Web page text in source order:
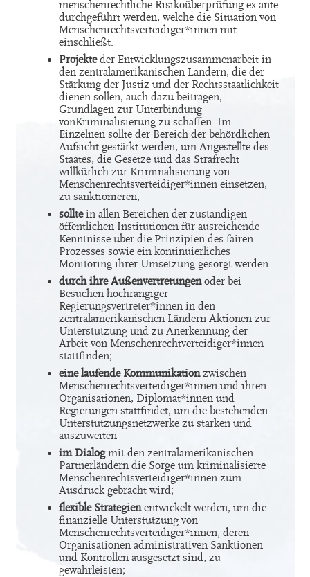
menschenrechtliche Risikoüberprüfung ex ante
durchgeführt werden, welche die Situation von
Menschenrechtsverteidiger*innen mit
einschließt.
Projekteder Entwicklungszusammenarbeit in
den zentralamerikanischen Ländern, die der
Stärkung der Justiz und der Rechtsstaatlichkeit
dienen sollen, auch dazu beitragen,
Grundlagen zur Unterbindung
vonKriminalisierung zu schaffen. Im
Einzelnen sollte der Bereich der behördlichen
Aufsicht gestärkt werden, um Angestellte des
Staates, die Gesetze und das Strafrecht
willkürlich zur Kriminalisierung von
Menschenrechtsverteidiger*innen einsetzen,
zu sanktionieren;
solltein allen Bereichen der zuständigen
öffentlichen Institutionen für ausreichende
Kenntnisse über die Prinzipien des fairen
Prozesses sowie ein kontinuierliches
Monitoring ihrer Umsetzung gesorgt werden.
durch ihre Außenvertretungenoder bei
Besuchen hochrangiger
Regierungsvertreter*innen in den
zentralamerikanischen Ländern Aktionen zur
Unterstützung und zu Anerkennung der
Arbeit von Menschenrechtverteidiger*innen
stattfinden;
eine laufende Kommunikationzwischen
Menschenrechtsverteidiger*innen und ihren
Organisationen, Diplomat*innen und
Regierungen stattfindet, um die bestehenden
Unterstützungsnetzwerke zu stärken und
auszuweiten
im Dialogmit den zentralamerikanischen
Partnerländern die Sorge um kriminalisierte
Menschenrechtsverteidiger*innen zum
Ausdruck gebracht wird;
flexible Strategienentwickelt werden, um die
finanzielle Unterstützung von
Menschenrechtsverteidiger*innen, deren
Organisationen administrativen Sanktionen
und Kontrollen ausgesetzt sind, zu
gewährleisten;